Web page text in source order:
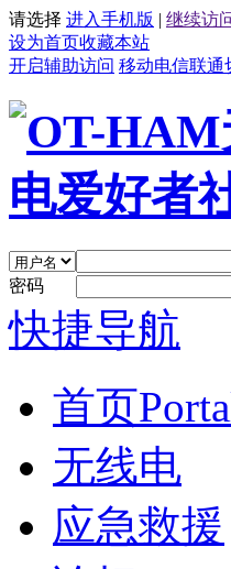
请选择 进入手机版 | 继续访
设为首页收藏本站
开启辅助访问 移动电信联通
密码
快捷导航
首页
无线电
应急救援